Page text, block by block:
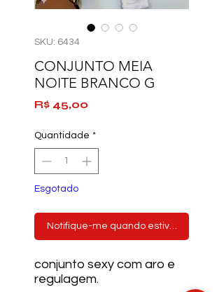
SKU: 6434
CONJUNTO MEIA
NOITE BRANCO G
R$ 45,00
Quantidade *
Esgotado
Notifique-me quando estiver disponível
conjunto sexy com aro e
regulagem.